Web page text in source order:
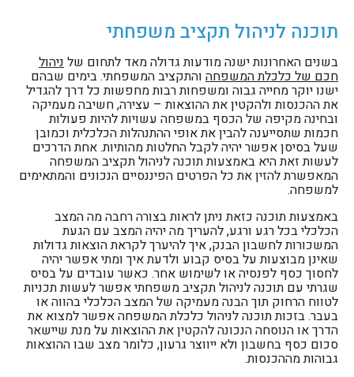
תוכנה לניהול תקציב משפחתי
בשנים האחרונות ישנה מודעות גדולה מאד לתחום שלניהול
חכם של כלכלת המשפחה והתקציב המשפחתי. בימים שבהם
ישנו יוקר מחייה גבוה ומשפחות רבות מחפשות כל דרך להגדיל
את ההכנסות ולהקטין את ההוצאות – עצירה, חשיבה מעמיקה
ובחינה מקיפה של הכסף במשפחה עשויות להיות פעולות
חכמות שתסייענה להבין את אופי ההתנהלות הכלכלית וכמובן
שעל בסיסן אפשר יהיה לקבל החלטות מהותיות. אחת הדרכים
לעשות זאת היא באמצעות תוכנה לניהול תקציב המשפחה
המאפשרת להזין את כל הפרטים הפיננסיים הנכונים והמתאימים
למשפחה.
באמצעות תוכנה כזאת ניתן לראות בצורה רחבה מה המצב
הכלכלי בכל רגע ורגע, להעריך מה יהיה המצב עם הגעת
המשכורות לחשבון הבנק, איך להיערך לקראת הוצאות גדולות
שאינן מבוצעות על בסיס קבוע ולדעת איך ומתי אפשר יהיה
לחסוך כסף לפנסיה או לשימוש אחר. כאשר עובדים על בסיס
שגרתי עם תוכנה לניהול תקציב משפחתי אפשר לעשות תכניות
לטווח הרחוק תוך הבנה מעמיקה של המצב הכלכלי בהווה או
בעבר. בזכות תוכנה לניהול כלכלת המשפחה אפשר למצוא את
הדרך או הנוסחה הנכונה להקטין את ההוצאות על מנת שיישאר
סכום כסף בחשבון ולא ייווצר גרעון, כלומר מצב שבו ההוצאות
גבוהות מההכנסות.